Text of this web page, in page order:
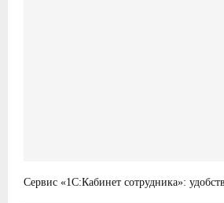
Сервис «1С:Кабинет сотрудника»: